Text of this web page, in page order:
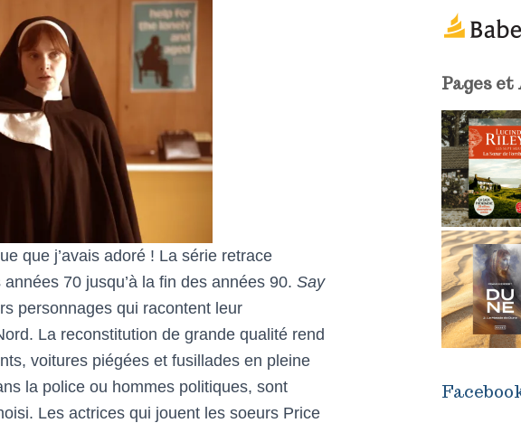
que j’avais adoré ! La série retrace
70 jusqu’à la fin des années 90. Say
personnages qui racontent leur
La reconstitution de grande qualité rend
voitures piégées et fusillades en pleine
la police ou hommes politiques, sont
Les actrices qui jouent les soeurs Price
a
Pages